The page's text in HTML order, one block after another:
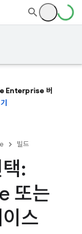
Enterprise 버
빌드
:
또는
스